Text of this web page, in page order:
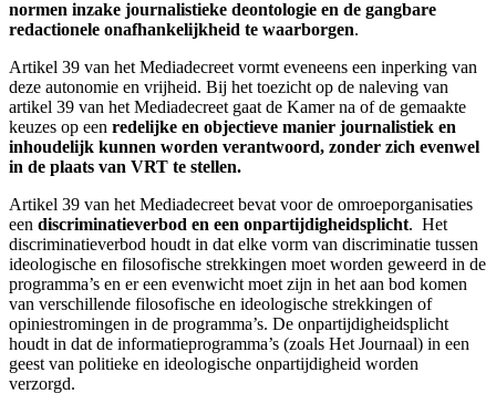
normen inzake journalistieke deontologie en de gangbare
redactionele onafhankelijkheid te waarborgen.
Artikel 39 van het Mediadecreet vormt eveneens een inperking van
deze autonomie en vrijheid. Bij het toezicht op de naleving van
artikel 39 van het Mediadecreet gaat de Kamer na of de gemaakte
keuzes op een redelijke en objectieve manier journalistiek en
inhoudelijk kunnen worden verantwoord, zonder zich evenwel
in de plaats van VRT te stellen.
Artikel 39 van het Mediadecreet bevat voor de omroeporganisaties
een discriminatieverbod en een onpartijdigheidsplicht. Het
discriminatieverbod houdt in dat elke vorm van discriminatie tussen
ideologische en filosofische strekkingen moet worden geweerd in de
programma’s en er een evenwicht moet zijn in het aan bod komen
van verschillende filosofische en ideologische strekkingen of
opiniestromingen in de programma’s. De onpartijdigheidsplicht
houdt in dat de informatieprogramma’s (zoals Het Journaal) in een
geest van politieke en ideologische onpartijdigheid worden
verzorgd.